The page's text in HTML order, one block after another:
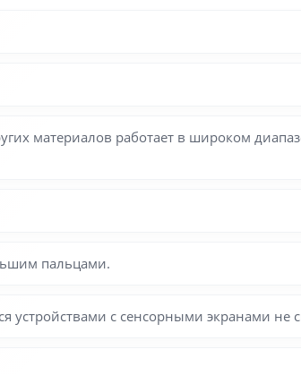
материалов работает в широком
пальцами.
устройствами с сенсорными экранами не